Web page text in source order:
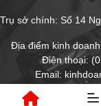
Trụ sở chính: Số 14
Địa điểm kinh
Điện thoại:
Email: